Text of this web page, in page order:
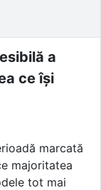
a
ce își
marcată
majoritatea
tot mai